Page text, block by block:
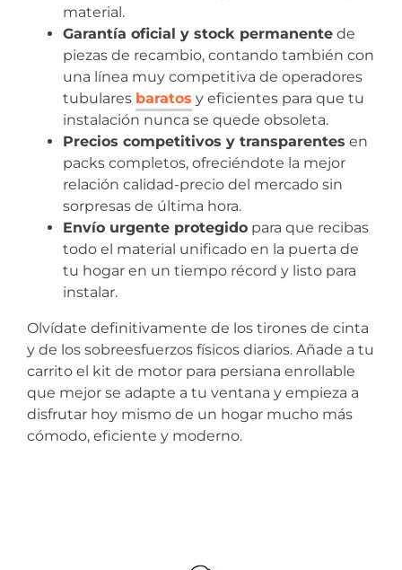
material.
Garantía oficial y stock permanente de
piezas de recambio, contando también con
una línea muy competitiva de operadores
tubulares baratos y eficientes para que tu
instalación nunca se quede obsoleta.
Precios competitivos y transparentes en
packs completos, ofreciéndote la mejor
relación calidad-precio del mercado sin
sorpresas de última hora.
Envío urgente protegido para que recibas
todo el material unificado en la puerta de
tu hogar en un tiempo récord y listo para
instalar.
Olvídate definitivamente de los tirones de cinta
y de los sobreesfuerzos físicos diarios. Añade a tu
carrito el kit de motor para persiana enrollable
que mejor se adapte a tu ventana y empieza a
disfrutar hoy mismo de un hogar mucho más
cómodo, eficiente y moderno.